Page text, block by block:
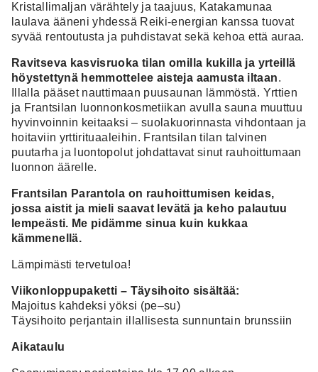
Kristallimaljan värähtely ja taajuus, Katakamunaa
laulava ääneni yhdessä Reiki-energian kanssa tuovat
syvää rentoutusta ja puhdistavat sekä kehoa että auraa.
Ravitseva kasvisruoka tilan omilla kukilla ja yrteillä
höystettynä hemmottelee aisteja aamusta iltaan.
Illalla pääset nauttimaan puusaunan lämmöstä. Yrttien
ja Frantsilan luonnonkosmetiikan avulla sauna muuttuu
hyvinvoinnin keitaaksi – suolakuorinnasta vihdontaan ja
hoitaviin yrttirituaaleihin. Frantsilan tilan talvinen
puutarha ja luontopolut johdattavat sinut rauhoittumaan
luonnon äärelle.
Frantsilan Parantola on rauhoittumisen keidas,
jossa aistit ja mieli saavat levätä ja keho palautuu
lempeästi. Me pidämme sinua kuin kukkaa
kämmenellä.
Lämpimästi tervetuloa!
Viikonloppupaketti – Täysihoito sisältää:
Majoitus kahdeksi yöksi (pe–su)
Täysihoito perjantain illallisesta sunnuntain brunssiin
Aikataulu